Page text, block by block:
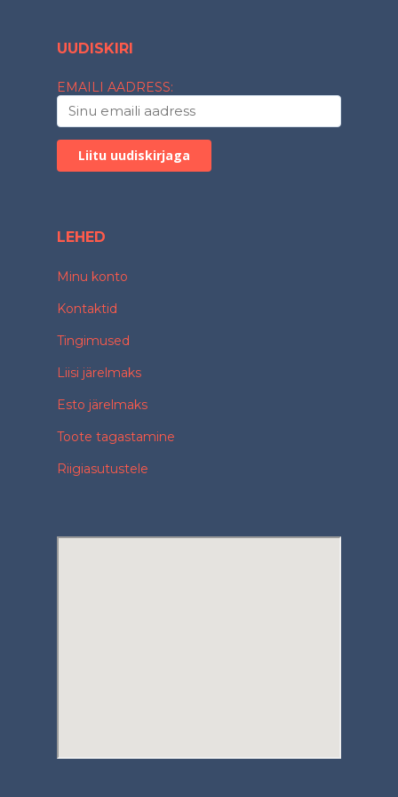
UUDISKIRI
EMAILI AADRESS:
LEHED
Minu konto
Kontaktid
Tingimused
Liisi järelmaks
Esto järelmaks
Toote tagastamine
Riigiasutustele